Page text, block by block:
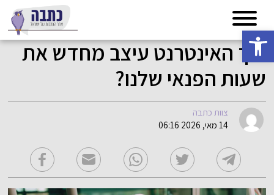
פתח סרגל נגישות
איך האינטרנט עיצב מחדש את
שעות הפנאי שלנו?
צוות כתבה
14 מאי, 2026 06:16